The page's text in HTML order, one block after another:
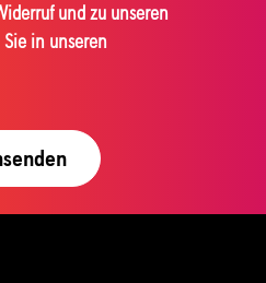
und zu unseren
in unseren